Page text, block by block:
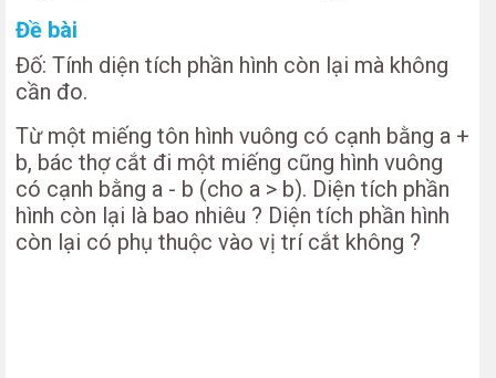
Đề bài
Đố: Tính diện tích phần hình còn lại mà không
cần đo.
Từ một miếng tôn hình vuông có cạnh bằng a +
b, bác thợ cắt đi một miếng cũng hình vuông
có cạnh bằng a - b (cho a > b). Diện tích phần
hình còn lại là bao nhiêu ? Diện tích phần hình
còn lại có phụ thuộc vào vị trí cắt không ?